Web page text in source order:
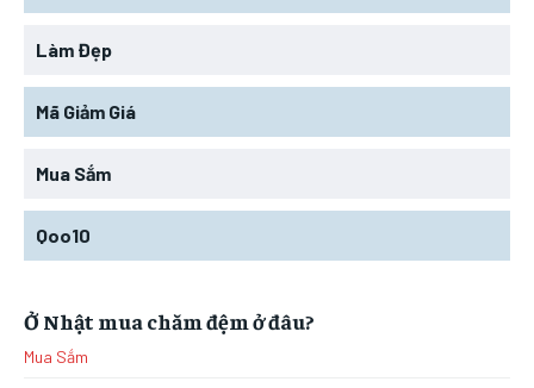
Làm Đẹp
Mã Giảm Giá
Mua Sắm
Qoo10
Ở Nhật mua chăm đệm ở đâu?
Mua Sắm